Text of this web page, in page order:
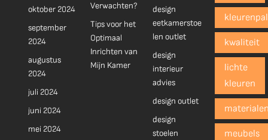
oktober 2024
september
2024
augustus
2024
juli 2024
juni 2024
mei 2024
Verwachten?
Tips voor het
Optimaal
Inrichten van
Mijn Kamer
design
eetkamerstoe
len outlet
design
interieur
advies
design outlet
design
stoelen
kwaliteit
lichte
kleuren
meubels